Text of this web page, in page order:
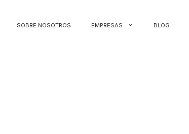
SOBRE NOSOTROS EMPRESAS BLOG